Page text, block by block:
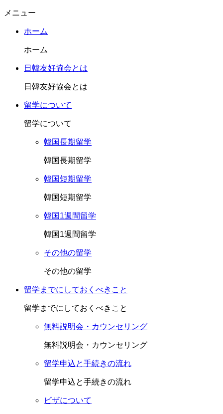
メニュー
ホーム
ホーム
日韓友好協会とは
日韓友好協会とは
留学について
留学について
韓国長期留学
韓国長期留学
韓国短期留学
韓国短期留学
韓国1週間留学
韓国1週間留学
その他の留学
その他の留学
留学までにしておくべきこと
留学までにしておくべきこと
無料説明会・カウンセリング
無料説明会・カウンセリング
留学申込と手続きの流れ
留学申込と手続きの流れ
ビザについて